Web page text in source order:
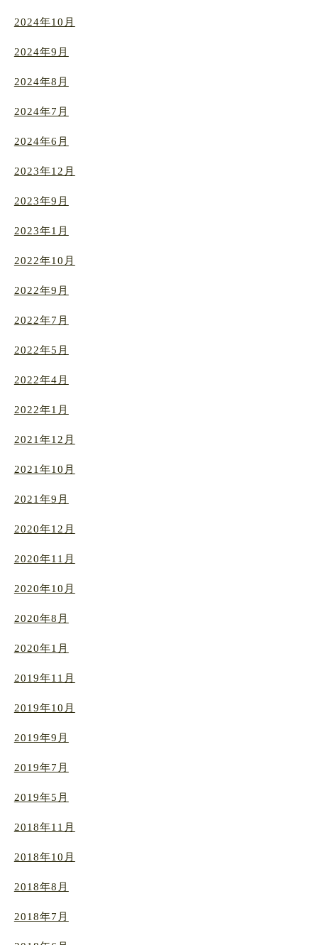
2024年10月
2024年9月
2024年8月
2024年7月
2024年6月
2023年12月
2023年9月
2023年1月
2022年10月
2022年9月
2022年7月
2022年5月
2022年4月
2022年1月
2021年12月
2021年10月
2021年9月
2020年12月
2020年11月
2020年10月
2020年8月
2020年1月
2019年11月
2019年10月
2019年9月
2019年7月
2019年5月
2018年11月
2018年10月
2018年8月
2018年7月